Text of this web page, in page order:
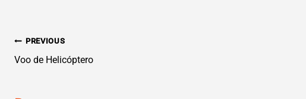
NAVEGAÇÃO
PREVIOUS
Voo de Helicóptero